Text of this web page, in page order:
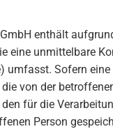
enthält
eine unmittelbare
umfasst. Sofern
von der
für die
Person